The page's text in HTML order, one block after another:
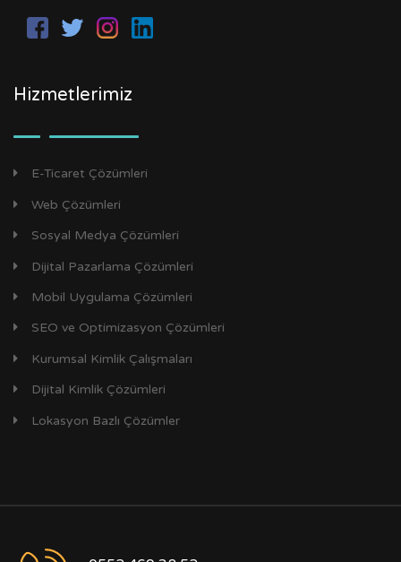
Hizmetlerimiz
E-Ticaret Çözümleri
Web Çözümleri
Sosyal Medya Çözümleri
Dijital Pazarlama Çözümleri
Mobil Uygulama Çözümleri
SEO ve Optimizasyon Çözümleri
Kurumsal Kimlik Çalışmaları
Dijital Kimlik Çözümleri
Lokasyon Bazlı Çözümler